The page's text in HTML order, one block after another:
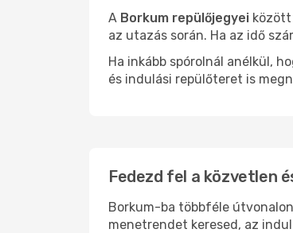
A Borkum repülőjegyei között
az utazás során. Ha az idő
Ha inkább spórolnál anélkül,
és indulási repülőteret is
Fedezd fel a közvetlen
Borkum-ba többféle
menetrendet keresed, az